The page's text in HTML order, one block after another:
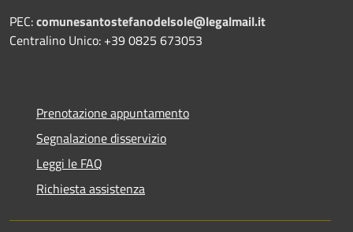
PEC:comunesantostefanodelsole@legalmail.it
Centralino Unico: +39 0825 673053
Prenotazione appuntamento
Segnalazione disservizio
Leggi le FAQ
Richiesta assistenza